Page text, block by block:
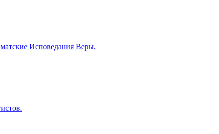
Исповедания Веры,